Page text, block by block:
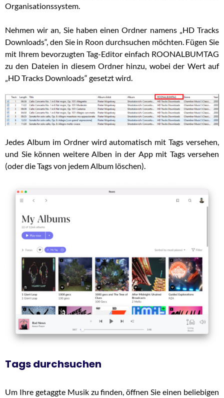
Organisationssystem.
Nehmen wir an, Sie haben einen Ordner namens „HD Tracks
Downloads“, den Sie in Roon durchsuchen möchten. Fügen Sie
mit Ihrem bevorzugten Tag-Editor einfach ROONALBUMTAG
zu den Dateien in diesem Ordner hinzu, wobei der Wert auf
„HD Tracks Downloads“ gesetzt wird.
Jedes Album im Ordner wird automatisch mit Tags versehen,
und Sie können weitere Alben in der App mit Tags versehen
(oder die Tags von jedem Album löschen).
Tags durchsuchen
Um Ihre getaggte Musik zu finden, öffnen Sie einen beliebigen